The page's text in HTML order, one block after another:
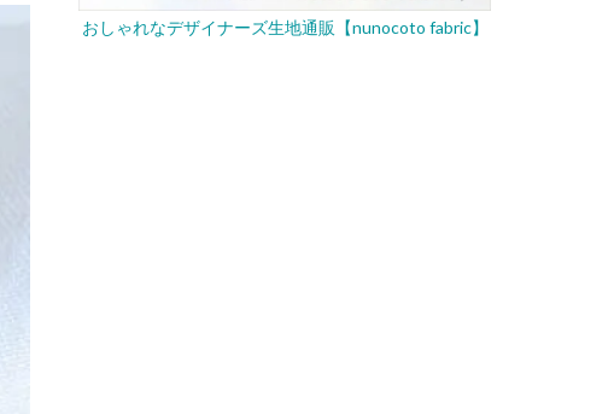
おしゃれなデザイナーズ生地通販【nunocoto fabric】